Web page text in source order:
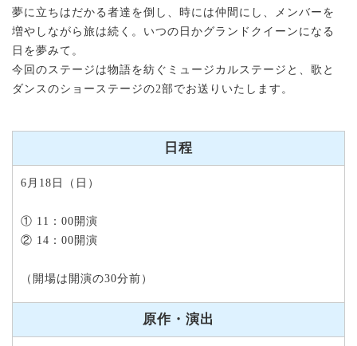
夢に立ちはだかる者達を倒し、時には仲間にし、メンバーを
増やしながら旅は続く。いつの日かグランドクイーンになる
日を夢みて。
今回のステージは物語を紡ぐミュージカルステージと、歌と
ダンスのショーステージの2部でお送りいたします。
日程
6月18日（日）
① 11：00開演
② 14：00開演
（開場は開演の30分前）
原作・演出